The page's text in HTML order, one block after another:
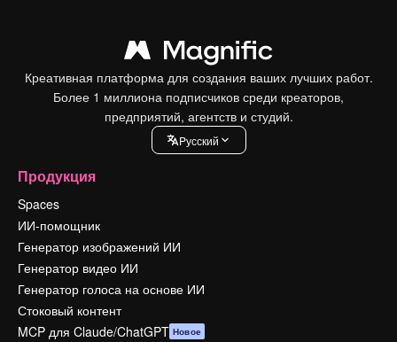
Креативная платформа для создания ваших лучших работ.
Более 1 миллиона подписчиков среди креаторов,
предприятий, агентств и студий.
Pусский
Продукция
Spaces
ИИ-помощник
Генератор изображений ИИ
Генератор видео ИИ
Генератор голоса на основе ИИ
Стоковый контент
MCP для Claude/ChatGPT Новое